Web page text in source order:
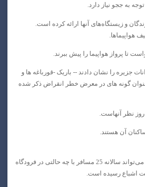
به ججو نیاز دارد.
و زیستگاه‌های آنها ارائه کرده است.
هواپیماها.
تا پرواز هواپیما را پیش ببرند.
جزیره را نشان دادند -- باریک -قورباغه ها و
گونه های در معرض خطر انقراض ذکر شده
آن هستند.
فرودگاهی را می‌خواند که می‌تواند سالانه 25 مسافر با چه حالتی در فرودگاه
اشباع رسیده است.